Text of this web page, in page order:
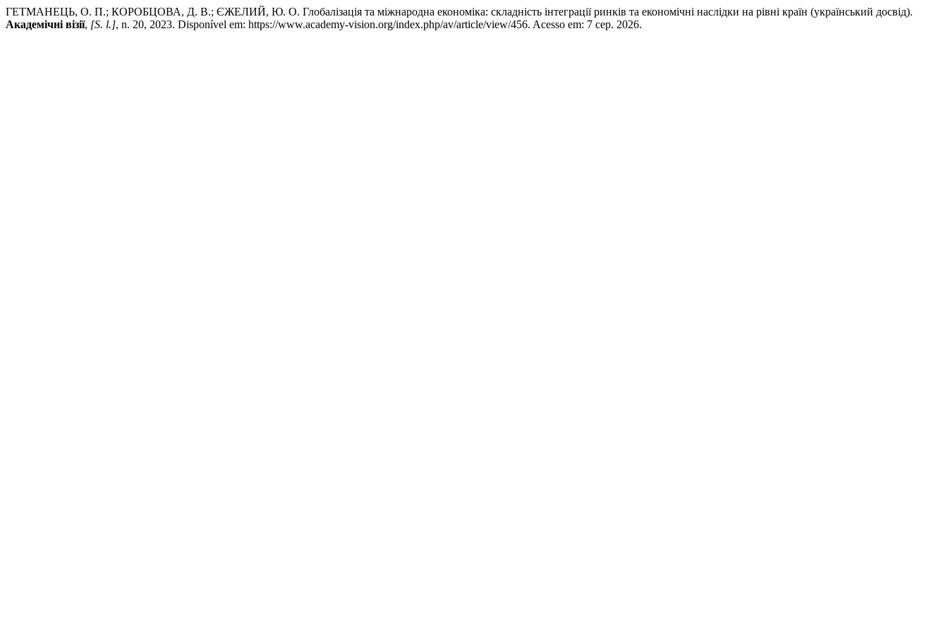
ГЕТМАНЕЦЬ, О. П.; КОРОБЦОВА, Д. В.; ЄЖЕЛИЙ, Ю. О. Глобалізація та міжнародна економіка: складність інтеграції ринків та економічні наслідки на рівні країн (український досвід).
Академічні візії, [S. l.], n. 20, 2023. Disponível em: https://www.academy-vision.org/index.php/av/article/view/456. Acesso em: 7 сер. 2026.